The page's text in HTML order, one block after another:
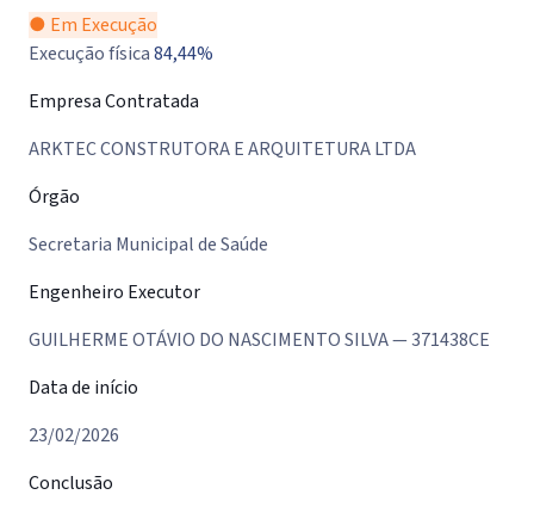
● Em Execução
Execução física84,44%
Empresa Contratada
ARKTEC CONSTRUTORA E ARQUITETURA LTDA
Órgão
Secretaria Municipal de Saúde
Engenheiro Executor
GUILHERME OTÁVIO DO NASCIMENTO SILVA — 371438CE
Data de início
23/02/2026
Conclusão